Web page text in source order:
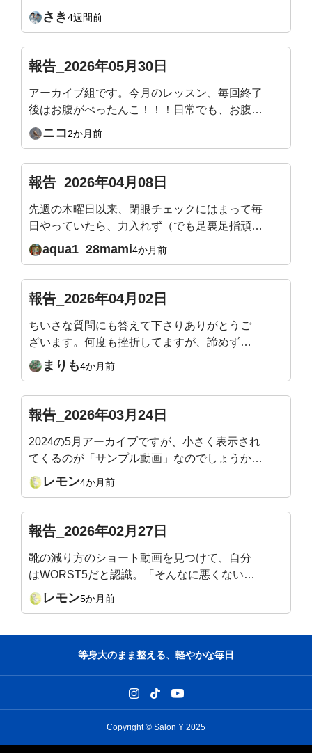
な姿勢になることが目的で入会したのでまだ
まだ継続頑張ります！
さき4週間前
報告_2026年05月30日
アーカイブ組です。今月のレッスン、毎回終了
後はお腹がぺったんこ！！！日常でも、お腹の
感覚がわかるようになってきて嬉しいです。来
月のテーマもすごく楽しみです！
ニコ2か月前
報告_2026年04月08日
先週の木曜日以来、閉眼チェックにはまって毎
日やっていたら、力入れず（でも足裏足指頑張
る）立てるようになりました。頭の位置は？ス
ウェイバックになってない？とか確認しなが
始めて、ライブレッスンの度にカラダの気づき
があり、体力もついてきて嬉しい限りです。明
日も楽しみです。どうぞよろしくお願いいたし
ます🙇
aqua1_28mami4か月前
報告_2026年04月02日
ちいさな質問にも答えて下さりありがとうご
ざいます。何度も挫折してますが、諦めず自
分と向き合っています。お人柄もお手本です
🍀
まりも4か月前
報告_2026年03月24日
2024の5月アーカイブですが、小さく表示され
てくるのが「サンプル動画」なのでしょうか？
最近、アーカイブをBGM？のように、よく見
（聴い）ています。あぁそういうことか、、後
間を楽しんでいます。
レモン4か月前
報告_2026年02月27日
靴の減り方のショート動画を見つけて、自分
はWORST5だと認識。「そんなに悪くない」
の一言で、ﾎﾟｼﾞﾃｨﾌﾞに。足裏exercise楽しん
でいます。
レモン5か月前
等身大のまま整える、軽やかな毎日
Copyright © Salon Y 2025